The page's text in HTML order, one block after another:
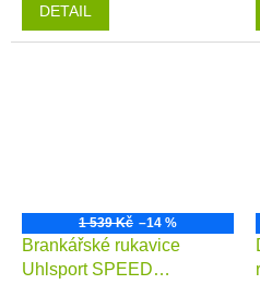
DETAIL
1 539 Kč –14 %
Brankářské rukavice
Uhlsport SPEED